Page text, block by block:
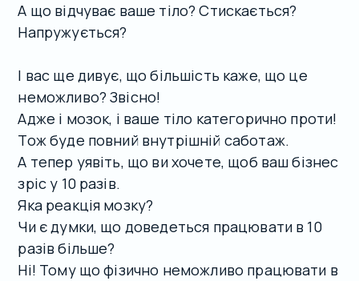
А що відчуває ваше тіло? Стискається?
Напружується?
І вас ще дивує, що більшість каже, що це
неможливо? Звісно!
Адже і мозок, і ваше тіло категорично проти!
Тож буде повний внутрішній саботаж.
А тепер уявіть, що ви хочете, щоб ваш бізнес
зріс у 10 разів.
Яка реакція мозку?
Чи є думки, що доведеться працювати в 10
разів більше?
Ні! Тому що фізично неможливо працювати в